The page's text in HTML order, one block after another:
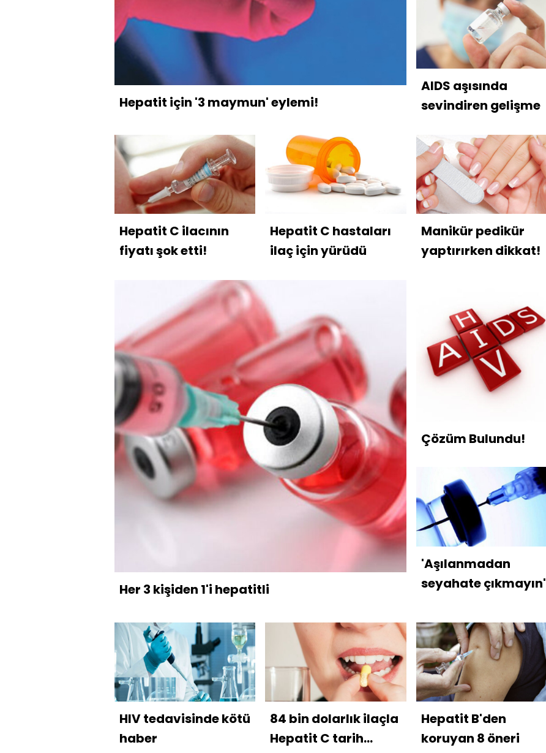
Hepatit için '3 maymun' eylemi!
AIDS aşısında
sevindiren gelişme
Hepatit C ilacının
fiyatı şok etti!
Hepatit C hastaları
ilaç için yürüdü
Manikür pedikür
yaptırırken dikkat!
Her 3 kişiden 1'i hepatitli
Çözüm Bulundu!
'Aşılanmadan
seyahate çıkmayın'
HIV tedavisinde kötü
haber
84 bin dolarlık ilaçla
Hepatit C tarih
Hepatit B'den
koruyan 8 öneri